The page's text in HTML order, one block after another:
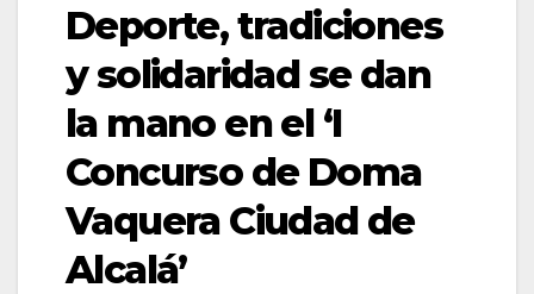
Deporte, tradiciones
y solidaridad se dan
la mano en el ‘I
Concurso de Doma
Vaquera Ciudad de
Alcalá’